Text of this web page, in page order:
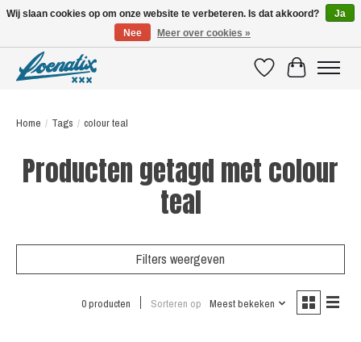
VerlanglijstWinkelwagen
Home / Tags / colour teal
Producten getagd met colour
teal
Filters weergeven
0 producten Sorteren op Meest bekeken
Wij slaan cookies op om onze website te verbeteren. Is dat akkoord?
Ja
Nee
Meer over cookies »